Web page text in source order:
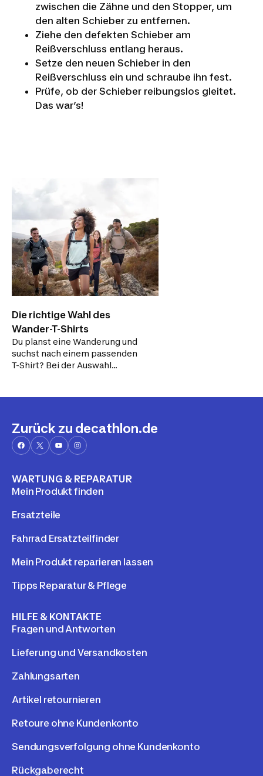
DECATHLON
RV-
SCHIEBER
DIY-
REPARATUR
zwischen die Zähne und den Stopper, um
den alten Schieber zu entfernen.
Ziehe den defekten Schieber am
Reißverschluss entlang heraus.
Setze den neuen Schieber in den
Reißverschluss ein und schraube ihn fest.
Prüfe, ob der Schieber reibungslos gleitet.
Das war’s!
Die richtige Wahl des
Wander-T-Shirts
Du planst eine Wanderung und
suchst nach einem passenden
T-Shirt? Bei der Auswahl
Zurück zu decathlon.de
WARTUNG & REPARATUR
Mein Produkt finden
Ersatzteile
Fahrrad Ersatzteilfinder
Mein Produkt reparieren lassen
Tipps Reparatur & Pflege
HILFE & KONTAKTE
Fragen und Antworten
Lieferung und Versandkosten
Zahlungsarten
Artikel retournieren
Retoure ohne Kundenkonto
Sendungsverfolgung ohne Kundenkonto
Rückgaberecht